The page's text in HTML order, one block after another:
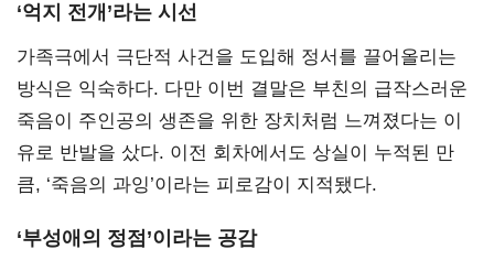
‘억지 전개’라는 시선
가족극에서 극단적 사건을 도입해 정서를 끌어올리는
방식은 익숙하다. 다만 이번 결말은 부친의 급작스러운
죽음이 주인공의 생존을 위한 장치처럼 느껴졌다는 이
유로 반발을 샀다. 이전 회차에서도 상실이 누적된 만
큼, ‘죽음의 과잉’이라는 피로감이 지적됐다.
‘부성애의 정점’이라는 공감